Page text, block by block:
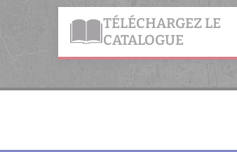
TÉLÉCHARGEZ LE
CATALOGUE